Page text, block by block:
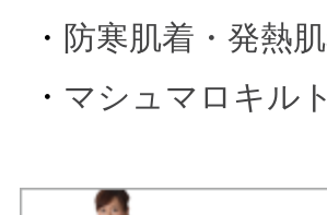
・ 防寒肌着・発熱
・ マシュマロキル